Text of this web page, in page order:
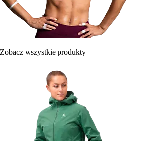
Zobacz wszystkie produkty